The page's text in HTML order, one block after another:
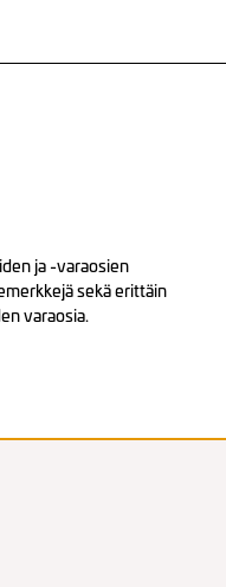
ja -varaosien
sekä erittäin
varaosia.